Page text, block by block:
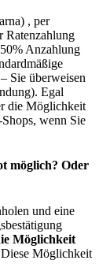
, per
Ratenzahlung
Anzahlung
Sie überweisen
Egal
die Möglichkeit
wenn Sie
möglich? Oder
und eine
Möglichkeit
Diese Möglichkeit